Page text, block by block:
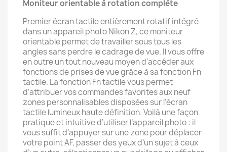
Moniteur orientable à rotation complète
Premier écran tactile entièrement rotatif intégré
dans un appareil photo Nikon Z, ce moniteur
orientable permet de travailler sous tous les
angles sans perdre le cadrage de vue. Il vous offre
en outre un tout nouveau moyen d’accéder aux
fonctions de prises de vue grâce à sa fonction Fn
tactile. La fonction Fn tactile vous permet
d’attribuer vos commandes favorites aux neuf
zones personnalisables disposées sur l’écran
tactile lumineux haute définition. Voilà une façon
pratique et intuitive d’utiliser l’appareil photo : il
vous suffit d’appuyer sur une zone pour déplacer
votre point AF, passer des yeux d’un sujet à ceux